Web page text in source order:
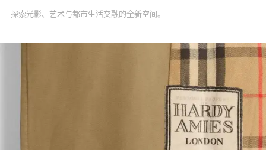
探索光影、艺术与都市生活交融的全新空间。